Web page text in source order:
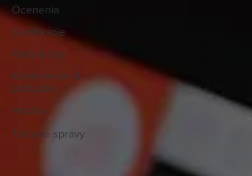
Ocenenia
Certifikácie
Rady & tipy
Konferencie &
podujatia
Hrozby
Tlačové správy